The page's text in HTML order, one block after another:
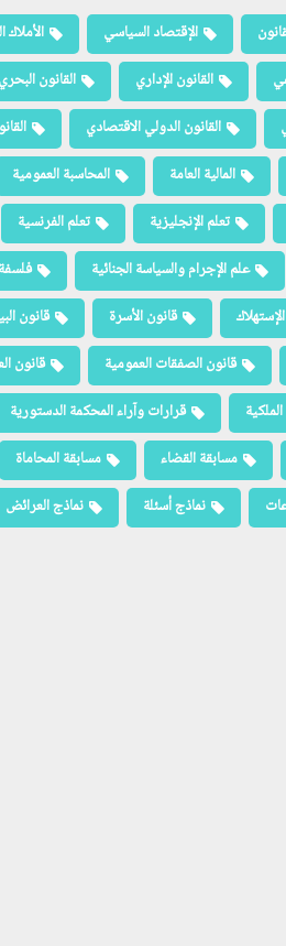
الإقتصاد السياسي الأملاك
القانون الإداري القانون البحري
القانون الدولي الاقتصادي
المالية العامة المحاسبة العمومية
تعلم الإنجليزية تعلم الفرنسية
علم الإجرام والسياسة الجنائية
قانون الأسرة قانون
قانون الصفقات العمومية قانون
قرارات وآراء المحكمة الدستورية
مسابقة القضاء مسابقة المحاماة
نماذج أسئلة نماذج العرائض